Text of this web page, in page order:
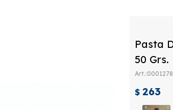
Pasta
50 Grs.
$ 263